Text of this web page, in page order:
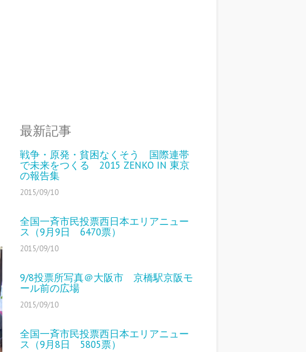
最新記事
戦争・原発・貧困なくそう 国際連帯
で未来をつくる 2015 ZENKO IN 東京
の報告集
2015/09/10
全国一斉市民投票西日本エリアニュー
ス（9月9日 6470票）
2015/09/10
9/8投票所写真＠大阪市 京橋駅京阪モ
ール前の広場
2015/09/10
全国一斉市民投票西日本エリアニュー
ス（9月8日 5805票）